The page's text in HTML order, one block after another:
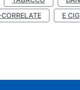
E CIG